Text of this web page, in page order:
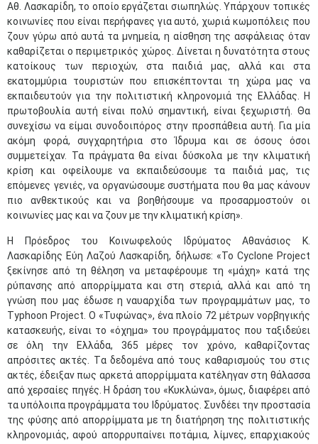
Αθ. Λασκαρίδη, το οποίο εργάζεται σιωπηλώς. Υπάρχουν τοπικές
κοινωνίες που είναι περήφανες για αυτό, χωριά κωμοπόλεις που
ζουν γύρω από αυτά τα μνημεία, η αίσθηση της ασφάλειας όταν
καθαρίζεται ο περιμετρικός χώρος. Δίνεται η δυνατότητα στους
κατοίκους των περιοχών, στα παιδιά μας, αλλά και στα
εκατομμύρια τουριστών που επισκέπτονται τη χώρα μας να
εκπαιδευτούν για την πολιτιστική κληρονομιά της Ελλάδας. Η
πρωτοβουλία αυτή είναι πολύ σημαντική, είναι ξεχωριστή. Θα
συνεχίσω να είμαι συνοδοιπόρος στην προσπάθεια αυτή. Για μία
ακόμη φορά, συγχαρητήρια στο Ίδρυμα και σε όσους όσοι
συμμετείχαν. Τα πράγματα θα είναι δύσκολα με την κλιματική
κρίση και οφείλουμε να εκπαιδεύσουμε τα παιδιά μας, τις
επόμενες γενιές, να οργανώσουμε συστήματα που θα μας κάνουν
πιο ανθεκτικούς και να βοηθήσουμε να προσαρμοστούν οι
κοινωνίες μας και να ζουν με την κλιματική κρίση».
Η Πρόεδρος του Κοινωφελούς Ιδρύματος Αθανάσιος Κ.
Λασκαρίδης Εύη Λαζού Λασκαρίδη, δήλωσε: «Το Cyclone Project
ξεκίνησε από τη θέληση να μεταφέρουμε τη «μάχη» κατά της
ρύπανσης από απορρίμματα και στη στεριά, αλλά και από τη
γνώση που μας έδωσε η ναυαρχίδα των προγραμμάτων μας, το
Typhoon Project. Ο «Τυφώνας», ένα πλοίο 72 μέτρων νορβηγικής
κατασκευής, είναι το «όχημα» του προγράμματος που ταξιδεύει
σε όλη την Ελλάδα, 365 μέρες τον χρόνο, καθαρίζοντας
απρόσιτες ακτές. Tα δεδομένα από τους καθαρισμούς του στις
ακτές, έδειξαν πως αρκετά απορρίμματα κατέληγαν στη θάλασσα
από χερσαίες πηγές. Η δράση του «Κυκλώνα», όμως, διαφέρει από
τα υπόλοιπα προγράμματα του Ιδρύματος. Συνδέει την προστασία
της φύσης από απορρίμματα με τη διατήρηση της πολιτιστικής
κληρονομιάς, αφού απορρυπαίνει ποτάμια, λίμνες, επαρχιακούς